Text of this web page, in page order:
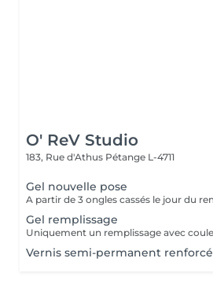
O' ReV Studio
183, Rue d'Athus Pétange L-4711
Gel nouvelle pose
Gel remplissage
Vernis semi-permanent renforcé